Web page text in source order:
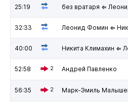
25:19 без вратаря ⇐
32:33 Леонид Фомин ⇐
40:00 Никита Климахин ⇐
52:58 2 Андрей Павленко
56:35 2 Марк-Эмиль